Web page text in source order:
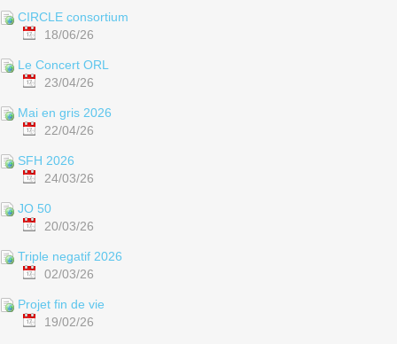
CIRCLE consortium
18/06/26
Le Concert ORL
23/04/26
Mai en gris 2026
22/04/26
SFH 2026
24/03/26
JO 50
20/03/26
Triple negatif 2026
02/03/26
Projet fin de vie
19/02/26